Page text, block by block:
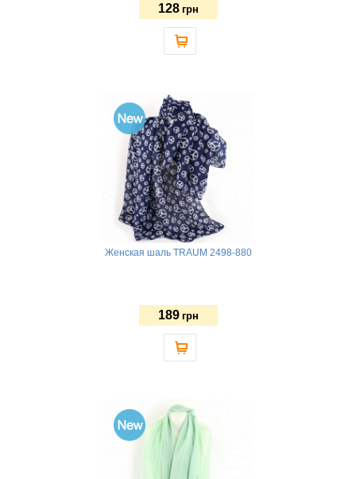
128 грн
Женская шаль TRAUM 2498-880
189 грн